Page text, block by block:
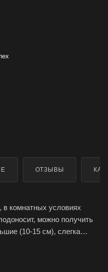
ОТЗЫВЫ
в комнатных условиях
можно получить
(10-15 см), слегка
красного цвета, похожа на